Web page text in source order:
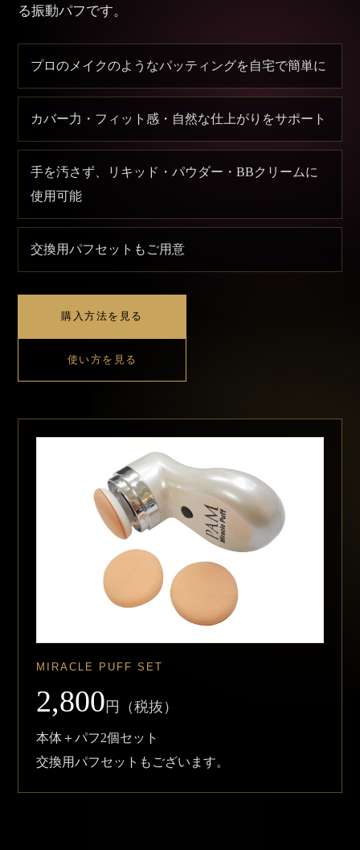
る振動パフです。
プロのメイクのようなパッティングを自宅で簡単に
カバー力・フィット感・自然な仕上がりをサポート
手を汚さず、リキッド・パウダー・BBクリームに
使用可能
交換用パフセットもご用意
購入方法を見る
使い方を見る
MIRACLE PUFF SET
2,800円（税抜）
本体＋パフ2個セット
交換用パフセットもございます。